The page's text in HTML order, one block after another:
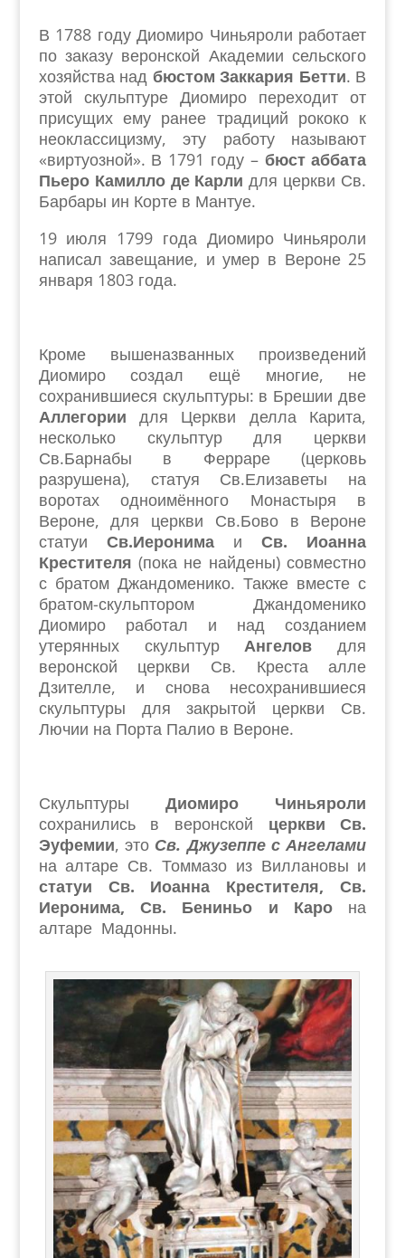
В 1788 году Диомиро Чиньяроли работает
по заказу веронской Академии сельского
хозяйства над бюстом Заккария Бетти. В
этой скульптуре Диомиро переходит от
присущих ему ранее традиций рококо к
неоклассицизму, эту работу называют
«виртуозной». В 1791 году – бюст аббата
Пьеро Камилло де Карли для церкви Св.
Барбары ин Корте в Мантуе.
19 июля 1799 года Диомиро Чиньяроли
написал завещание, и умер в Вероне 25
января 1803 года.
Кроме вышеназванных произведений
Диомиро создал ещё многие, не
сохранившиеся скульптуры: в Брешии две
Аллегории для Церкви делла Карита,
несколько скульптур для церкви
Св.Барнабы в Ферраре (церковь
разрушена), статуя Св.Елизаветы на
воротах одноимённого Монастыря в
Вероне, для церкви Св.Бово в Вероне
статуи Св.ИеронимаиСв. Иоанна
Крестителя (пока не найдены) совместно
с братом Джандоменико. Также вместе с
братом-скульптором Джандоменико
Диомиро работал и над созданием
утерянных скульптурАнгелов для
веронской церкви Св. Креста алле
Дзителле, и снова несохранившиеся
скульптуры для закрытой церкви Св.
Лючии на Порта Палио в Вероне.
Скульптуры Диомиро Чиньяроли
сохранились в веронской церкви Св.
Эуфемии, это Св. Джузеппе с Ангелами
на алтаре Св. Томмазо из Виллановы и
статуи Св. Иоанна Крестителя, Св.
Иеронима, Св. Бениньо и Каро на
алтаре Мадонны.